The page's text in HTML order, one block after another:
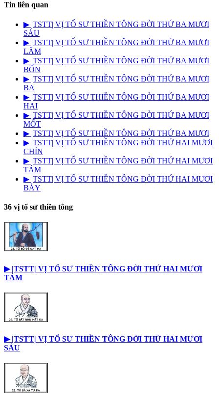
Tin liên quan
▶︎ |TSTT| VỊ TỔ SƯ THIỀN TÔNG ĐỜI THỨ BA MƯƠI
SÁU
▶︎ |TSTT| VỊ TỔ SƯ THIỀN TÔNG ĐỜI THỨ BA MƯƠI
LĂM
▶︎ |TSTT| VỊ TỔ SƯ THIỀN TÔNG ĐỜI THỨ BA MƯƠI
BỐN
▶︎ |TSTT| VỊ TỔ SƯ THIỀN TÔNG ĐỜI THỨ BA MƯƠI
BA
▶︎ |TSTT| VỊ TỔ SƯ THIỀN TÔNG ĐỜI THỨ BA MƯƠI
HAI
▶︎ |TSTT| VỊ TỔ SƯ THIỀN TÔNG ĐỜI THỨ BA MƯƠI
MỐT
▶︎ |TSTT| VỊ TỔ SƯ THIỀN TÔNG ĐỜI THỨ BA MƯƠI
▶︎ |TSTT| VỊ TỔ SƯ THIỀN TÔNG ĐỜI THỨ HAI MƯƠI
CHÍN
▶︎ |TSTT| VỊ TỔ SƯ THIỀN TÔNG ĐỜI THỨ HAI MƯƠI
TÁM
▶︎ |TSTT| VỊ TỔ SƯ THIỀN TÔNG ĐỜI THỨ HAI MƯƠI
BẢY
36 vị tổ sư thiền tông
▶︎ |TSTT| VỊ TỔ SƯ THIỀN TÔNG ĐỜI THỨ HAI MƯƠI
TÁM
▶︎ |TSTT| VỊ TỔ SƯ THIỀN TÔNG ĐỜI THỨ HAI MƯƠI
SÁU